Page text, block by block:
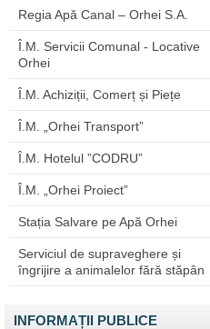
Regia Apă Canal – Orhei S.A.
Î.M. Servicii Comunal - Locative
Orhei
Î.M. Achiziții, Comerț și Piețe
Î.M. „Orhei Transport”
Î.M. Hotelul ”CODRU”
Î.M. „Orhei Proiect”
Stația Salvare pe Apă Orhei
Serviciul de supraveghere și
îngrijire a animalelor fără stăpân
INFORMAȚII PUBLICE